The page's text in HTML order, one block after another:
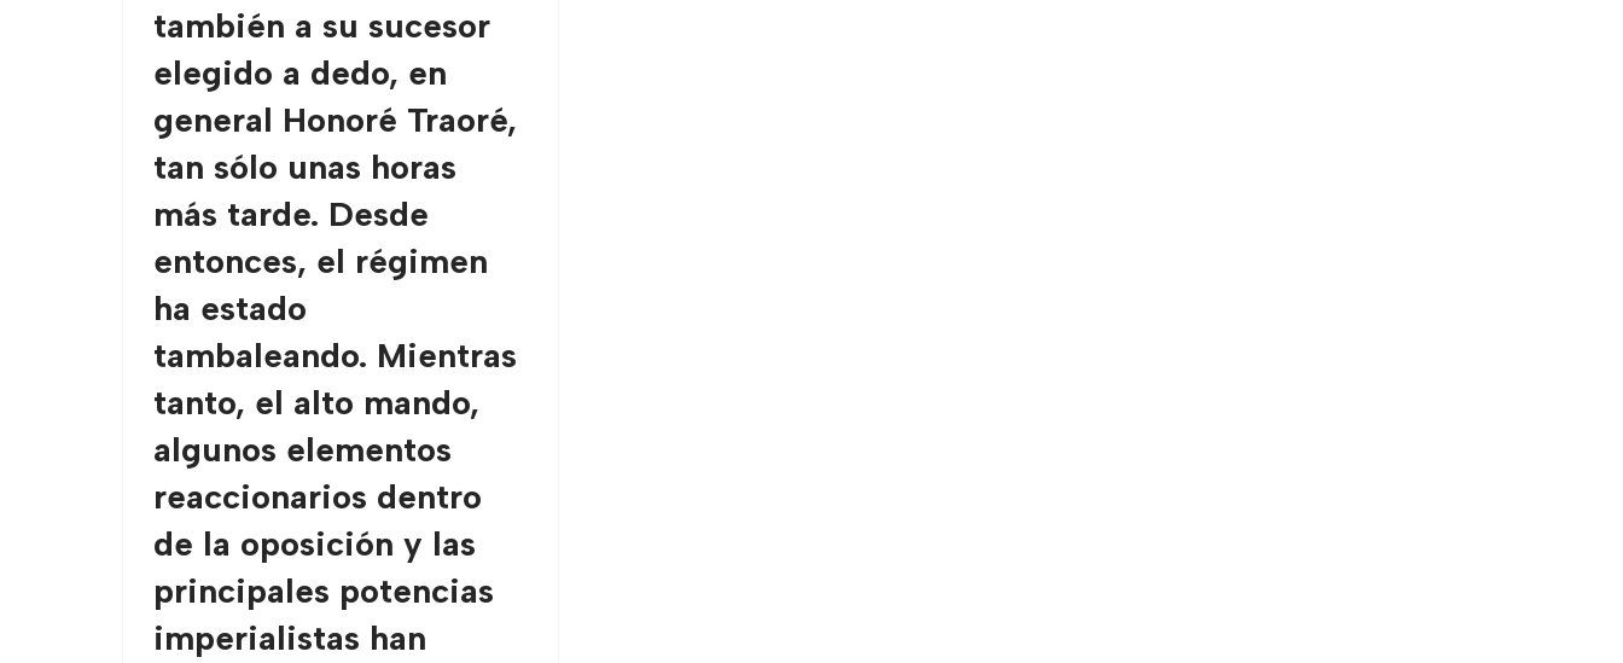
también a su sucesor
elegido a dedo, en
general Honoré Traoré,
tan sólo unas horas
más tarde. Desde
entonces, el régimen
ha estado
tambaleando. Mientras
tanto, el alto mando,
algunos elementos
reaccionarios dentro
de la oposición y las
principales potencias
imperialistas han